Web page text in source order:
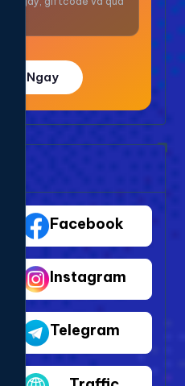
Ngay
Facebook
Instagram
Telegram